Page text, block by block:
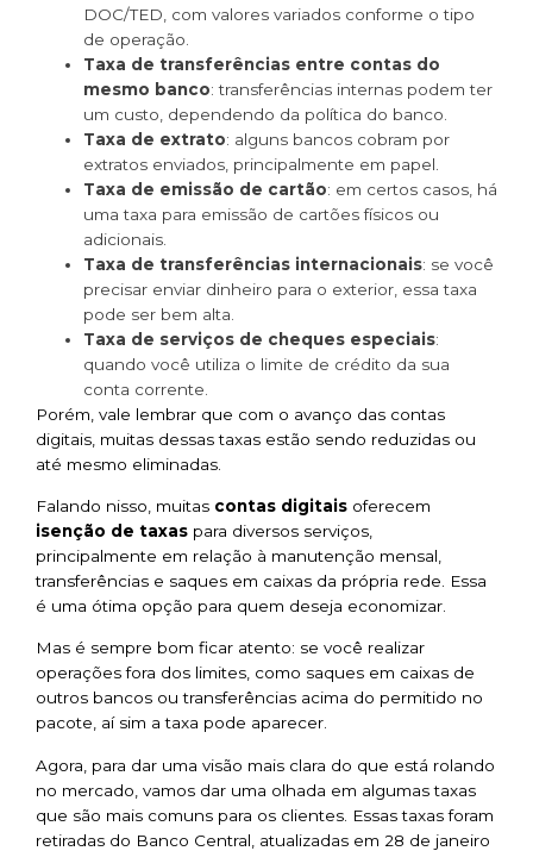
DOC/TED, com valores variados conforme o tipo
de operação.
Taxa de transferências entre contas do
mesmo banco: transferências internas podem ter
um custo, dependendo da política do banco.
Taxa de extrato: alguns bancos cobram por
extratos enviados, principalmente em papel.
Taxa de emissão de cartão: em certos casos, há
uma taxa para emissão de cartões físicos ou
adicionais.
Taxa de transferências internacionais: se você
precisar enviar dinheiro para o exterior, essa taxa
pode ser bem alta.
Taxa de serviços de cheques especiais:
quando você utiliza o limite de crédito da sua
conta corrente.
Porém, vale lembrar que com o avanço das contas
digitais, muitas dessas taxas estão sendo reduzidas ou
até mesmo eliminadas.
Falando nisso, muitas contas digitais oferecem
isenção de taxas para diversos serviços,
principalmente em relação à manutenção mensal,
transferências e saques em caixas da própria rede. Essa
é uma ótima opção para quem deseja economizar.
Mas é sempre bom ficar atento: se você realizar
operações fora dos limites, como saques em caixas de
outros bancos ou transferências acima do permitido no
pacote, aí sim a taxa pode aparecer.
Agora, para dar uma visão mais clara do que está rolando
no mercado, vamos dar uma olhada em algumas taxas
que são mais comuns para os clientes. Essas taxas foram
retiradas do Banco Central, atualizadas em 28 de janeiro